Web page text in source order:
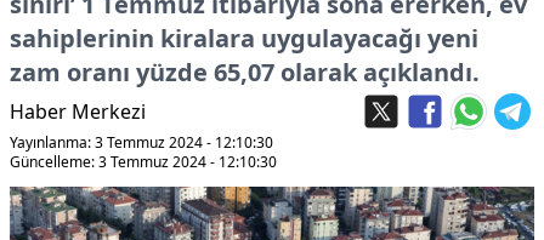
sahiplerinin kiralara uygulayacağı yeni
zam oranı yüzde 65,07 olarak açıklandı.
Haber Merkezi
Yayınlanma: 3 Temmuz 2024 - 12:10:30
Güncelleme: 3 Temmuz 2024 - 12:10:30